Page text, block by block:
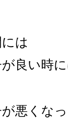
は
良い時
悪くな